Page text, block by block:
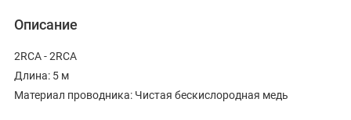
Описание
2RCA - 2RCA
Длина: 5 м
Материал проводника: Чистая бескислородная медь